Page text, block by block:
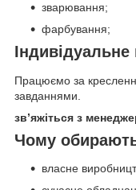
зварювання;
фарбування;
Працюємо за
завданнями.
зв’яжіться з
Чому
власне